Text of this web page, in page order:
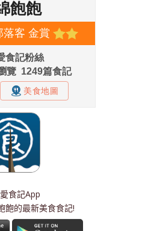
愛食記App
飽的最新美食食記!